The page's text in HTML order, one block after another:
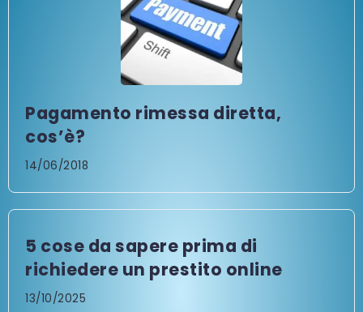
Pagamento rimessa diretta,
cos’è?
14/06/2018
5 cose da sapere prima di
richiedere un prestito online
13/10/2025